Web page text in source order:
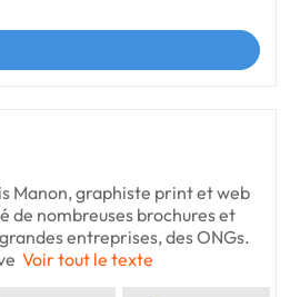
Manon, graphiste print et web
de nombreuses brochures et
entreprises, des ONGs.
Voir tout le texte